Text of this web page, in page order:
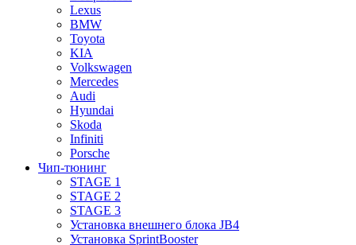
Lexus
BMW
Toyota
KIA
Volkswagen
Mercedes
Audi
Hyundai
Skoda
Infiniti
Porsche
Чип-тюнинг
STAGE 1
STAGE 2
STAGE 3
Установка внешнего блока JB4
Установка SprintBooster